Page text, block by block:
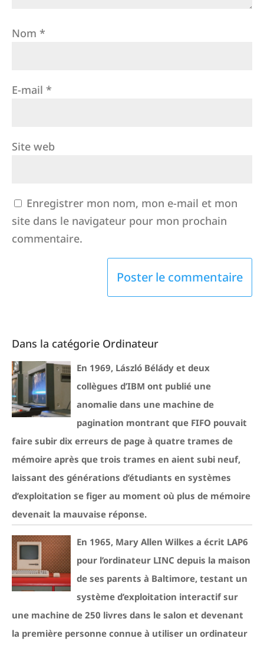
Nom *
E-mail *
Site web
Enregistrer mon nom, mon e-mail et mon
site dans le navigateur pour mon prochain
commentaire.
Dans la catégorie Ordinateur
En 1969, László Bélády et deux
collègues d’IBM ont publié une
anomalie dans une machine de
pagination montrant que FIFO pouvait
faire subir dix erreurs de page à quatre trames de
mémoire après que trois trames en aient subi neuf,
laissant des générations d’étudiants en systèmes
d’exploitation se figer au moment où plus de mémoire
devenait la mauvaise réponse.
En 1965, Mary Allen Wilkes a écrit LAP6
pour l’ordinateur LINC depuis la maison
de ses parents à Baltimore, testant un
système d’exploitation interactif sur
une machine de 250 livres dans le salon et devenant
la première personne connue à utiliser un ordinateur